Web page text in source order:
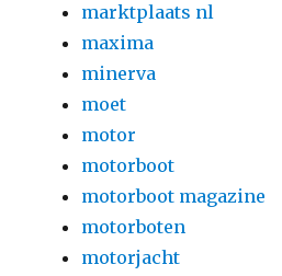
marktplaats nl
maxima
minerva
moet
motor
motorboot
motorboot magazine
motorboten
motorjacht